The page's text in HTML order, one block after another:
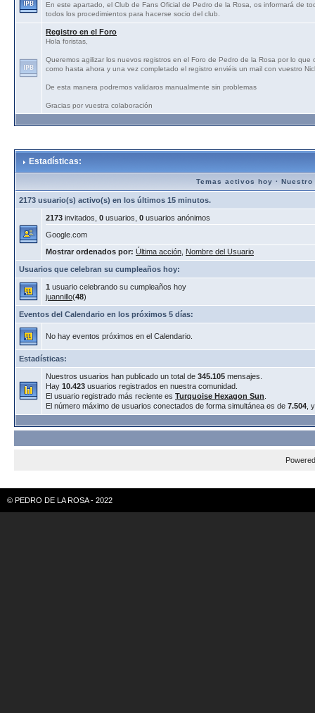
En este apartado, el Club de Fans Oficial de Pedro de la Rosa, os informará de
todos los procedimientos para hacerse socio del club.
Registro en el Foro
Hola foristas,
Queremos agilizar los nuevos registros en el Foro de Pedro de la Rosa por lo
como hasta ahora y una vez completado el registro enviéis un mail con vuestro
De esta manera podremos validaros manualmente sin problemas
Gracias por vuestra colaboración
Estadísticas:
Temas activos hoy · Nuestro
2173 usuario(s) activo(s) en los últimos 15 minutos.
2173 invitados, 0 usuarios, 0 usuarios anónimos
Google.com
Mostrar ordenados por: Última acción Nombre del Usuario
Usuarios que celebran su cumpleaños hoy:
1 usuario celebrando su cumpleaños hoy
juannillo(48)
Eventos del Calendario en los próximos 5 días:
No hay eventos próximos en el Calendario.
Estadísticas:
Nuestros usuarios han publicado un total de 345.105 mensajes.
Hay 10.423 usuarios registrados en nuestra comunidad.
El usuario registrado más reciente es Turquoise Hexagon Sun
El número máximo de usuarios conectados de forma simultánea es de 7.504 ,
© PEDRO DE LA ROSA - 2022